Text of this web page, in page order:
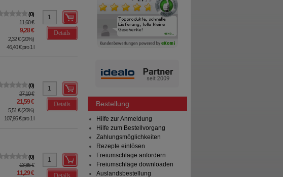
0
11,60 €
9,28 €
2,32 €(20%)
46,40 €pro 1 l
Details
0
27,10 €
21,59 €
5,51 €(20%)
107,95 €pro 1 l
Details
0
13,85 €
11,29 € Details
Bestellung
Hilfe zur Anmeldung
Hilfe zum Bestellvorgang
Zahlungsmöglichkeiten
Rezepte einlösen
Freiumschläge anfordern
Freiumschläge downloaden
Auslandsbestellung